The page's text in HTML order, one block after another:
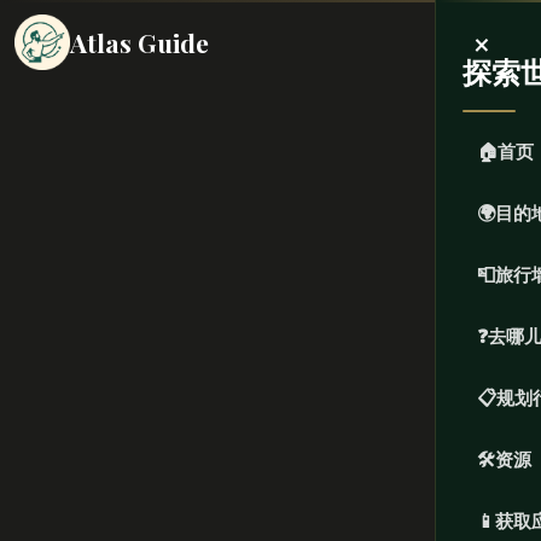
Atlas Guide ×
探索
🏠首页
🌍目的
📮旅行
❓去哪
📋规划
🛠️资源
📱 获取